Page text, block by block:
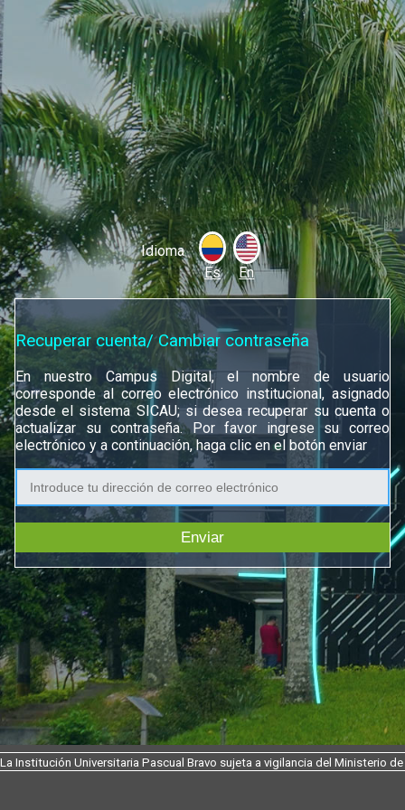
Idioma
Es
En
Recuperar cuenta/ Cambiar contraseña
En nuestro Campus Digital, el nombre de usuario
corresponde al correo electrónico institucional, asignado
desde el sistema SICAU; si desea recuperar su cuenta o
actualizar su contraseña. Por favor ingrese su correo
electrónico y a continuación, haga clic en el botón enviar
Enviar
La Institución Universitaria Pascual Bravo sujeta a vigilancia del Ministerio